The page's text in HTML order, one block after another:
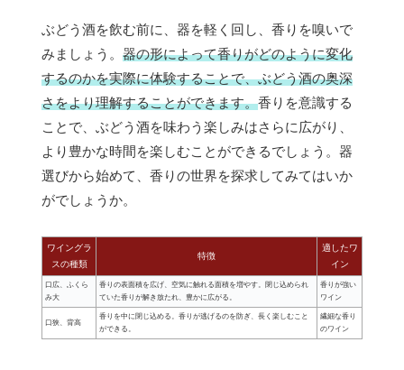
ぶどう酒を飲む前に、器を軽く回し、香りを嗅いで
みましょう。 器の形によって香りがどのように変化
するのかを実際に体験することで、ぶどう酒の奥深
さをより理解することができます。香りを意識する
ことで、ぶどう酒を味わう楽しみはさらに広がり、
より豊かな時間を楽しむことができるでしょう。器
選びから始めて、香りの世界を探求してみてはいか
がでしょうか。
ワイングラ
スの種類
特徴
適したワ
イン
口広、ふくら
み大
香りの表面積を広げ、空気に触れる面積を増やす。閉じ込められ
ていた香りが解き放たれ、豊かに広がる。
香りが強い
ワイン
口狭、背高
香りを中に閉じ込める。香りが逃げるのを防ぎ、長く楽しむこと
ができる。
繊細な香り
のワイン